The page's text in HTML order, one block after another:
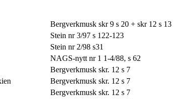
Bergverkmusk skr 9 s 20 + skr 12 s 13
Stein nr 3/97 s 122-123
Stein nr 2/98 s31
NAGS-nytt nr 1 1-4/88, s 62
Bergverkmusk skr. 12 s 7
Bergverkmusk skr. 12 s 7
Bergverkmusk skr. 12 s 7